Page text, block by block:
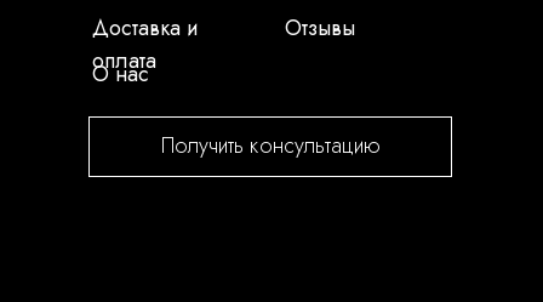
Доставка и
оплата
О нас
Отзывы
Получить консультацию